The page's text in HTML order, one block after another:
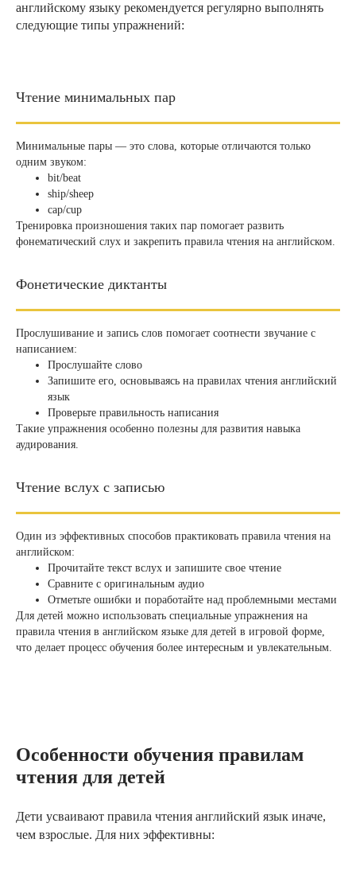
английскому языку рекомендуется регулярно выполнять
следующие типы упражнений:
Чтение минимальных пар
Минимальные пары — это слова, которые отличаются только
одним звуком:
bit/beat
ship/sheep
cap/cup
Тренировка произношения таких пар помогает развить
фонематический слух и закрепить правила чтения на английском.
Фонетические диктанты
Прослушивание и запись слов помогает соотнести звучание с
написанием:
Прослушайте слово
Запишите его, основываясь на правилах чтения английский
язык
Проверьте правильность написания
Такие упражнения особенно полезны для развития навыка
аудирования.
Чтение вслух с записью
Один из эффективных способов практиковать правила чтения на
английском:
Прочитайте текст вслух и запишите свое чтение
Сравните с оригинальным аудио
Отметьте ошибки и поработайте над проблемными местами
Для детей можно использовать специальные упражнения на
правила чтения в английском языке для детей в игровой форме,
что делает процесс обучения более интересным и увлекательным.
Особенности обучения правилам
чтения для детей
Дети усваивают правила чтения английский язык иначе,
чем взрослые. Для них эффективны: